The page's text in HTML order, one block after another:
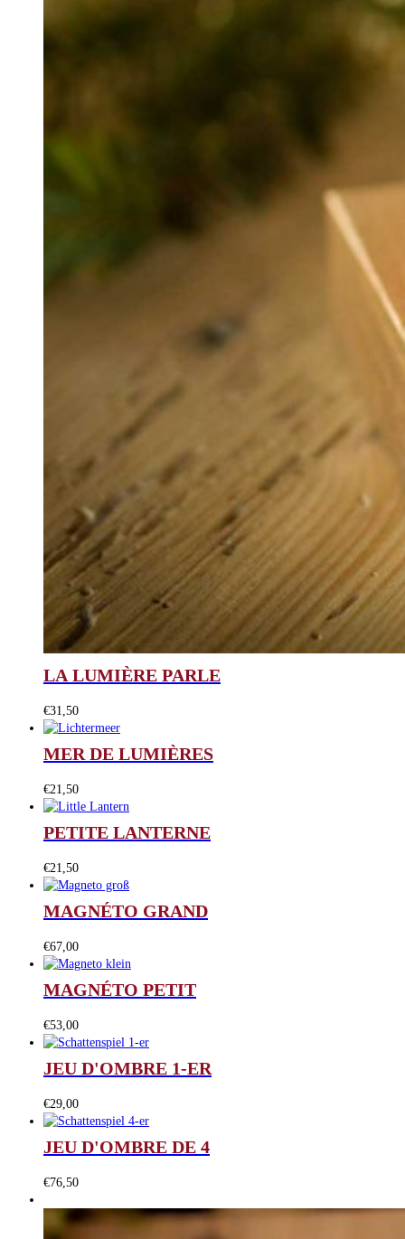
LA LUMIÈRE PARLE
€31,50
MER DE LUMIÈRES
€21,50
PETITE LANTERNE
€21,50
MAGNÉTO GRAND
€67,00
MAGNÉTO PETIT
€53,00
JEU D'OMBRE 1-ER
€29,00
JEU D'OMBRE DE 4
€76,50